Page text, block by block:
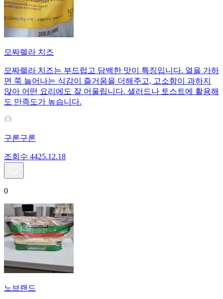
모짜렐라 치즈
모짜렐라 치즈는 부드럽고 담백한 맛이 특징입니다. 열을 가하
면 쭉 늘어나는 식감이 즐거움을 더해주고, 고소함이 과하지
않아 어떤 요리에도 잘 어울립니다. 샐러드나 토스트에 활용해
도 만족도가 높습니다.
구론구론
조회수 4425.12.18
0
노브랜드